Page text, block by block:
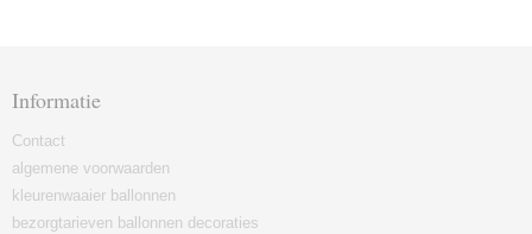
Informatie
Contact
algemene voorwaarden
kleurenwaaier ballonnen
bezorgtarieven ballonnen decoraties